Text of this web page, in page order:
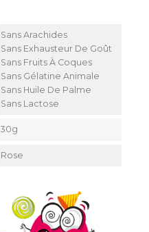
Sans Arachides
Sans Exhausteur De Goût
Sans Fruits À Coques
Sans Gélatine Animale
Sans Huile De Palme
Sans Lactose
30g
Rose